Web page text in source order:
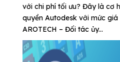
với chi phí tối ưu? Đây là cơ
quyền Autodesk với mức
AROTECH – Đối tác ủy...